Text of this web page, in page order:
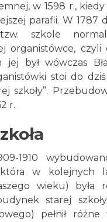
w 1598 r., kiedy
parafii. W 1787
szkole
organistówce, czyli
jej był wówczas
stoi do
szkoły”.
r.
1910
w kolejnych
wieku) była
starej
pełnił różne